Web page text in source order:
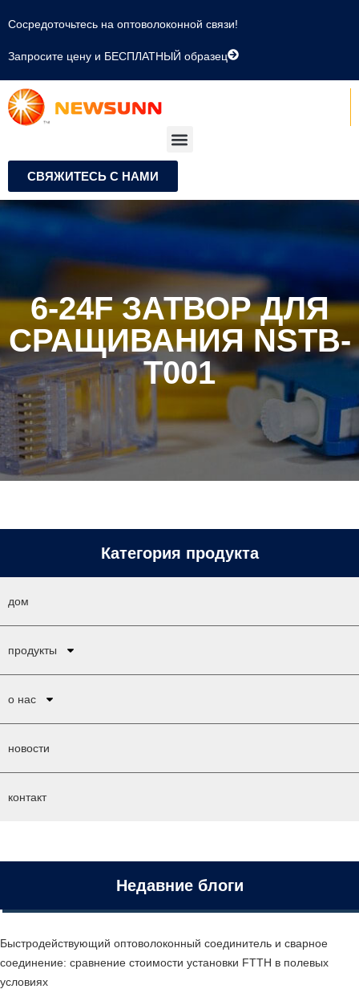
Сосредоточьтесь на оптоволоконной связи!
Запросите цену и БЕСПЛАТНЫЙ образец
СВЯЖИТЕСЬ С НАМИ
6-24F ЗАТВОР ДЛЯ
СРАЩИВАНИЯ NSTB-
T001
Категория продукта
дом
продукты
о нас
новости
контакт
Недавние блоги
Быстродействующий оптоволоконный соединитель и сварное
соединение: сравнение стоимости установки FTTH в полевых
условиях